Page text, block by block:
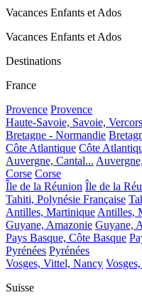
Vacances Enfants et Ados
Vacances Enfants et Ados
Destinations
France
Provence Provence
Haute-Savoie, Savoie,
Bretagne - Normandie
Côte Atlantique Côte
Auvergne, Cantal...
Corse Corse
Île de la Réunion Île de la
Tahiti, Polynésie Française
Antilles, Martinique Antilles,
Guyane, Amazonie Guyane,
Pays Basque, Côte Basque
Pyrénées Pyrénées
Vosges, Vittel, Nancy
Suisse